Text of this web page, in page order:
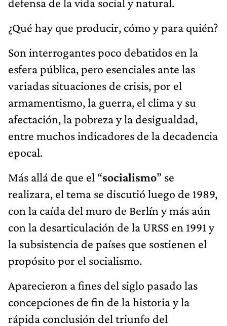
¿Qué hay que producir, cómo y para quién?
Son interrogantes poco debatidos en la
esfera pública, pero esenciales ante las
variadas situaciones de crisis, por el
armamentismo, la guerra, el clima y su
afectación, la pobreza y la desigualdad,
entre muchos indicadores de la decadencia
epocal.
Más allá de que el “socialismo” se
realizara, el tema se discutió luego de 1989,
con la caída del muro de Berlín y más aún
con la desarticulación de la URSS en 1991 y
la subsistencia de países que sostienen el
propósito por el socialismo.
Aparecieron a fines del siglo pasado las
concepciones de fin de la historia y la
rápida conclusión del triunfo del